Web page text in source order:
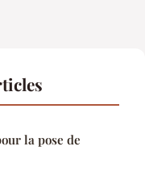
la pose de